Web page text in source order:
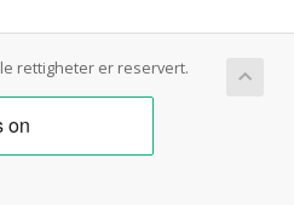
rettigheter er reservert.